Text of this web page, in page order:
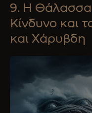
9. Η
Κίνδυνο και
και Χάρυβδη